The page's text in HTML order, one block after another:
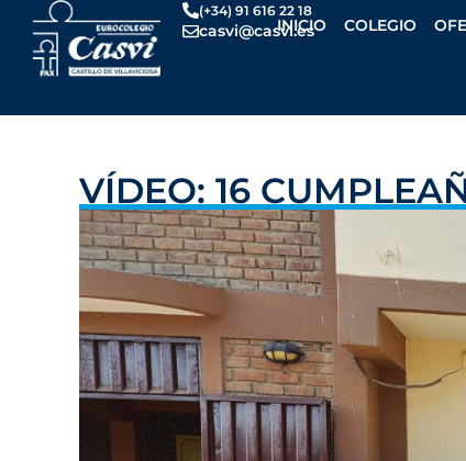
contenido
(+34) 91 616 22 18
casvi@casvi.es
INICIO COLEGIO
VÍDEO: 16